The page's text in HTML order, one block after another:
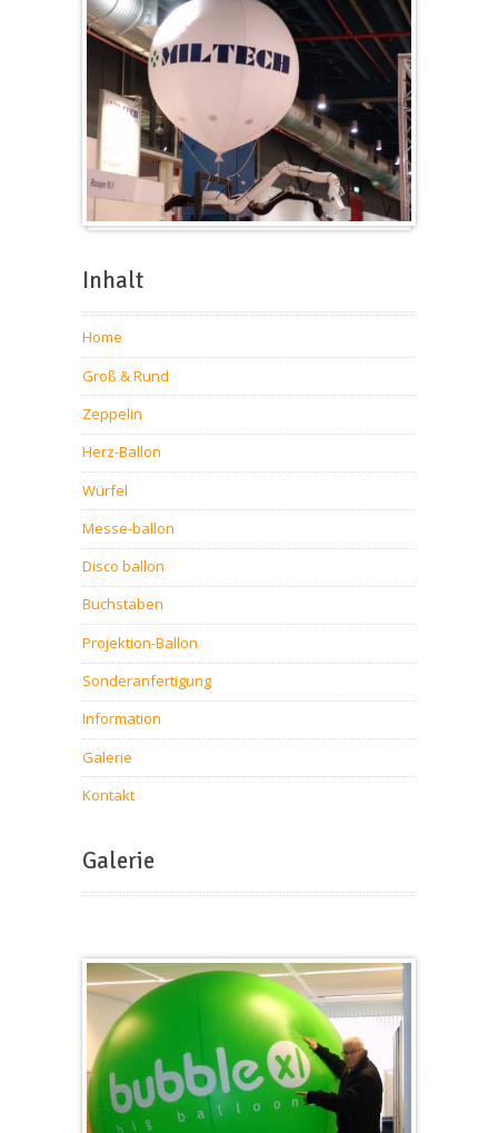
Inhalt
Home
Groß & Rund
Zeppelin
Herz-Ballon
Würfel
Messe-ballon
Disco ballon
Buchstaben
Projektion-Ballon
Sonderanfertigung
Information
Galerie
Kontakt
Galerie